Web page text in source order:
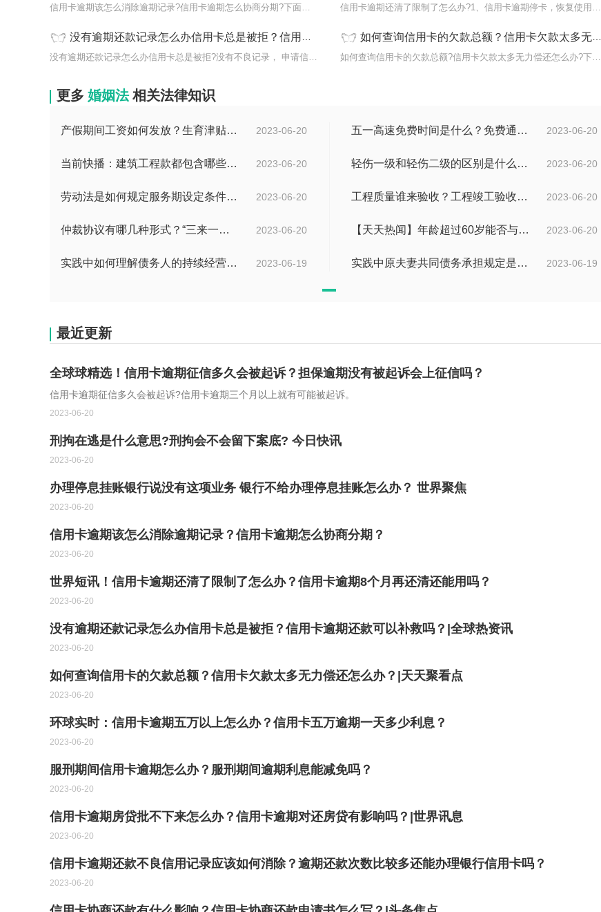
信用卡逾期该怎么消除逾期记录?信用卡逾期怎么协商分期?下面是小编 信用卡逾期还清了限制了怎么办?1、信用卡逾期停卡，恢复使用的步骤
没有逾期还款记录怎么办信用卡总是被拒？信用卡逾期还款可以补救吗？|全球热资讯
没有逾期还款记录怎么办信用卡总是被拒?没有不良记录， 申请信用卡
如何查询信用卡的欠款总额？信用卡欠款太多无力偿还怎么办？|天天聚看点
如何查询信用卡的欠款总额?信用卡欠款太多无力偿还怎么办?下面是小
更多 婚姻法 相关法律知识
2023-06-20
产假期间工资如何发放？生育津贴和工资冲突吗？ 2023-06-20
五一高速免费时间是什么？免费通行的时间范围是什么？|当前速递
2023-06-20
当前快播：建筑工程款都包含哪些项目？建筑施工纠纷管辖法院如何确定？ 2023-06-20
轻伤一级和轻伤二级的区别是什么？轻伤一级的内容都包括哪些？
2023-06-20
劳动法是如何规定服务期设定条件的？劳动法调整的劳动关系包含哪些呢？ 2023-06-20
工程质量谁来验收？工程竣工验收不合格如何处理？-焦点关注
2023-06-20
仲裁协议有哪几种形式？“三来一补”企业的劳动仲裁争议申诉书主体是谁？-全球焦点 2023-06-20
【天天热闻】年龄超过60岁能否与所在单位建立劳动关系？领取退休金有哪些条件？
2023-06-19
实践中如何理解债务人的持续经营能力？有什么债务人财务的影响？ 2023-06-19
实践中原夫妻共同债务承担规定是什么？离婚时债权分割依据是什么？
最近更新
全球球精选！信用卡逾期征信多久会被起诉？担保逾期没有被起诉会上征信吗？
信用卡逾期征信多久会被起诉?信用卡逾期三个月以上就有可能被起诉。
2023-06-20
刑拘在逃是什么意思?刑拘会不会留下案底? 今日快讯
2023-06-20
办理停息挂账银行说没有这项业务 银行不给办理停息挂账怎么办？ 世界聚焦
2023-06-20
信用卡逾期该怎么消除逾期记录？信用卡逾期怎么协商分期？
2023-06-20
世界短讯！信用卡逾期还清了限制了怎么办？信用卡逾期8个月再还清还能用吗？
2023-06-20
没有逾期还款记录怎么办信用卡总是被拒？信用卡逾期还款可以补救吗？|全球热资讯
2023-06-20
如何查询信用卡的欠款总额？信用卡欠款太多无力偿还怎么办？|天天聚看点
2023-06-20
环球实时：信用卡逾期五万以上怎么办？信用卡五万逾期一天多少利息？
2023-06-20
服刑期间信用卡逾期怎么办？服刑期间逾期利息能减免吗？
2023-06-20
信用卡逾期房贷批不下来怎么办？信用卡逾期对还房贷有影响吗？|世界讯息
2023-06-20
信用卡逾期还款不良信用记录应该如何消除？逾期还款次数比较多还能办理银行信用卡吗？
2023-06-20